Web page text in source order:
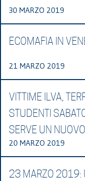
30 MARZO 2019
ECOMAFIA IN
21 MARZO 2019
VITTIME ILVA,
STUDENTI
SERVE UN
20 MARZO 2019
23 MARZO 2019: